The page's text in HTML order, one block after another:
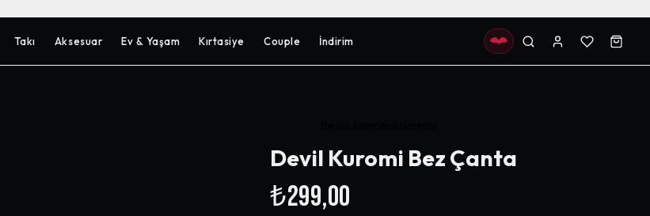
Takı Aksesuar Ev & Yaşam Kırtasiye Couple İndirim
Devil Kuromi Bez Çanta
₺299,00